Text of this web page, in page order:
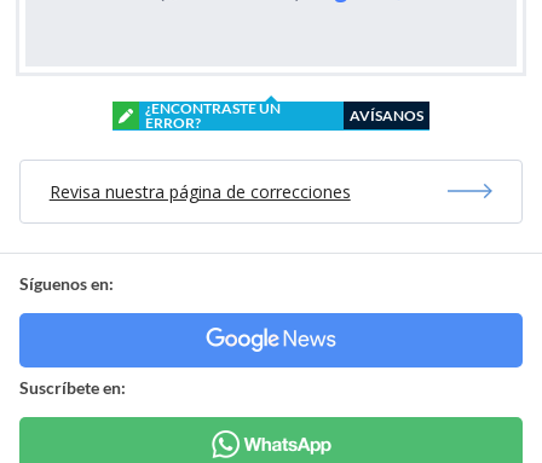
¿ENCONTRASTE UN
ERROR?
AVÍSANOS
Revisa nuestra página de correcciones
Síguenos en:
Suscríbete en: